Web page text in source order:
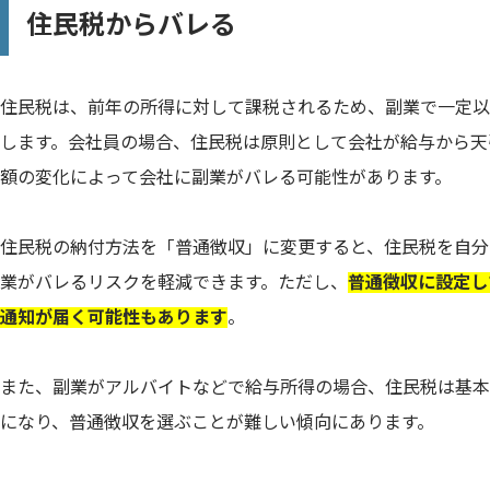
住民税からバレる
住民税は、前年の所得に対して課税されるため、副業で一定
します。会社員の場合、住民税は原則として会社が給与から
額の変化によって会社に副業がバレる可能性があります。
住民税の納付方法を「普通徴収」に変更すると、住民税を自
業がバレるリスクを軽減できます。ただし、 普通徴収に設定
通知が届く可能性もあります。
また、副業がアルバイトなどで給与所得の場合、住民税は基
になり、普通徴収を選ぶことが難しい傾向にあります。